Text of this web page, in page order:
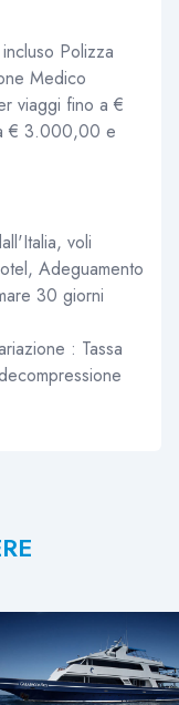
Polizza
Medico
viaggi fino a €
€ 3.000,00 e
voli
Adeguamento
30 giorni
: Tassa